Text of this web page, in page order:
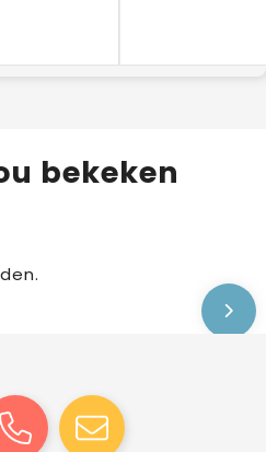
bekeken